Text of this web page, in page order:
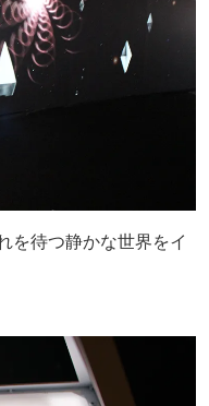
を待つ静かな世界をイ